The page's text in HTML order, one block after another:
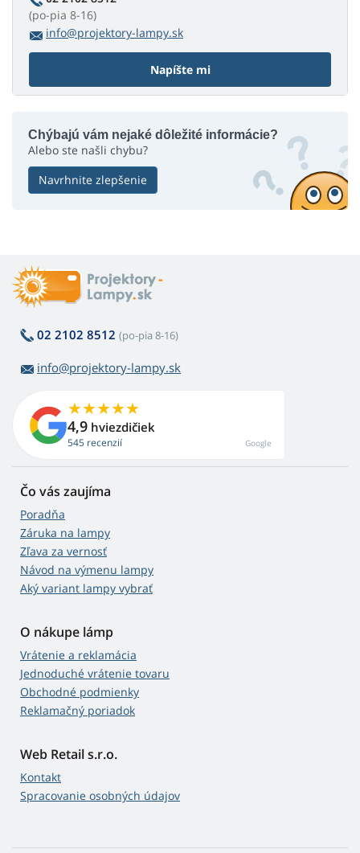
(po-pia 8-16)
info@projektory-lampy.sk
Napíšte mi
Chýbajú vám nejaké dôležité informácie?
Alebo ste našli chybu?
Navrhnite zlepšenie
02 2102 8512 (po-pia 8-16)
info@projektory-lampy.sk
4,9 hviezdičiek
545 recenzií Google
Čo vás zaujíma
Poradňa
Záruka na lampy
Zľava za vernosť
Návod na výmenu lampy
Aký variant lampy vybrať
O nákupe lámp
Vrátenie a reklamácia
Jednoduché vrátenie tovaru
Obchodné podmienky
Reklamačný poriadok
Web Retail s.r.o.
Kontakt
Spracovanie osobných údajov